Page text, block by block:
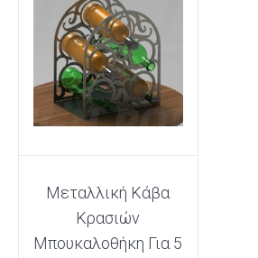
Μεταλλική Κάβα
Κρασιών
Μπουκαλοθήκη Για 5